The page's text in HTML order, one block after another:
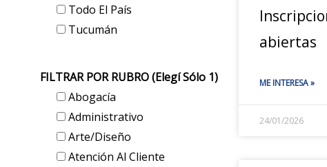
Todo El País
Tucumán
FILTRAR POR RUBRO (elegí Sólo 1)
Abogacía
Administrativo
Arte/Diseño
Atención Al Cliente
abiertas
ME INTERESA »
24/01/2026